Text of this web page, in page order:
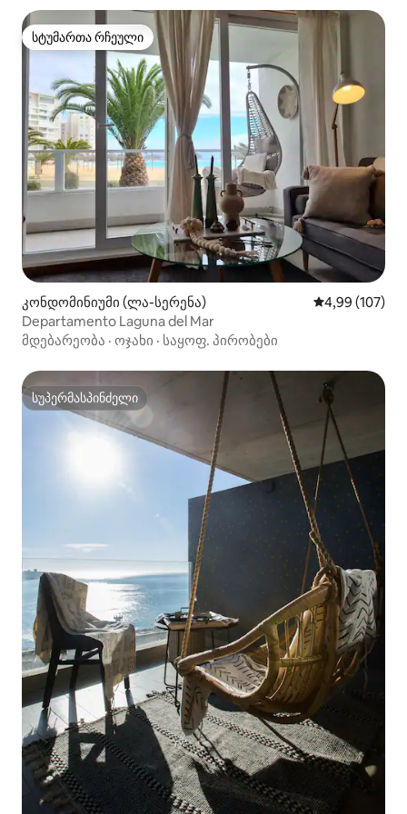
სტუმართა რჩეული
სტუმართა რჩეული
კონდომინიუმი (ლა-სერენა) საშუალო
4,99 (107)
Departamento Laguna del Mar
მდებარეობა · ოჯახი · საყოფ. პირობები
სუპერმასპინძელი
სუპერმასპინძელი